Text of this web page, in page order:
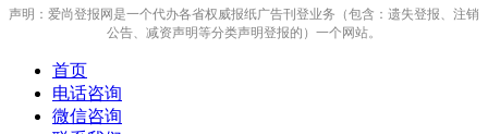
声明：爱尚登报网是一个代办各省权威报纸广告刊登业务（包含：遗失登报、注销
公告、减资声明等分类声明登报的）一个网站。
首页
电话咨询
微信咨询